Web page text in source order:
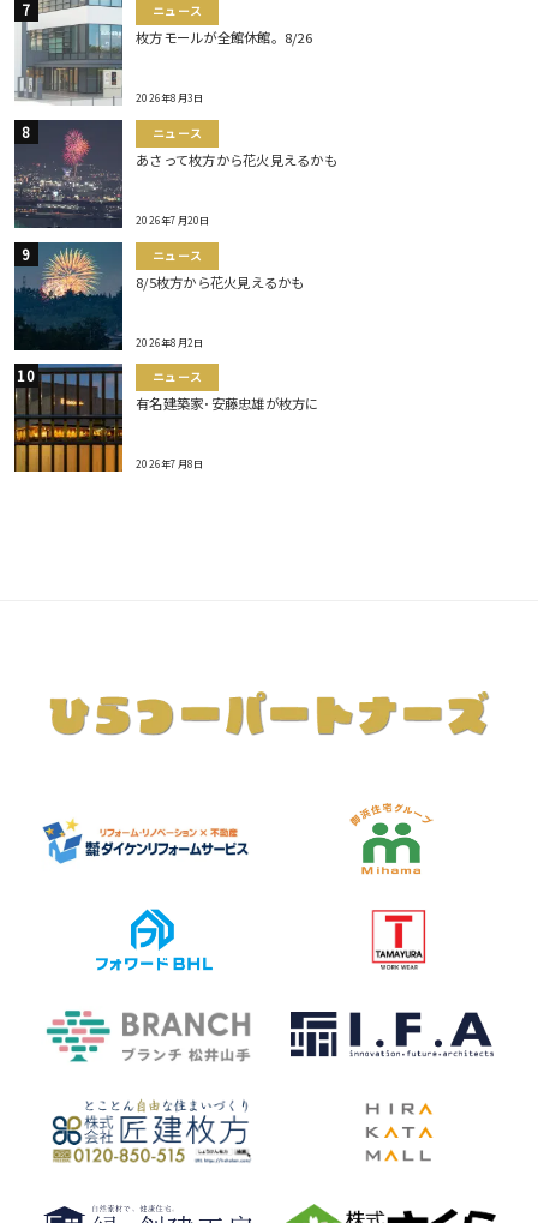
ニュース
枚方モールが全館休館。8/26
2026年8月3日
ニュース
あさって枚方から花火見えるかも
2026年7月20日
ニュース
8/5枚方から花火見えるかも
2026年8月2日
ニュース
有名建築家･安藤忠雄が枚方に
2026年7月8日